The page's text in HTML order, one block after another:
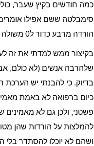
כמה חודשים בקיץ שעבר,
הורדה מרבע כדור ל0 משולה לקפיצה מבניין 4 קומות אחרי שמבינים את זה.
בקיצור ממש למדתי את זה
שלהרבה אנשים (לא כולם,
בדיוק. כי להבנתי יש
כיום ברפואה לא באמת
פשטני, ולכן גם לא מאמינים
להמלצות על הורדות שהן
ושהם לא יוכלו להסתדר בלי